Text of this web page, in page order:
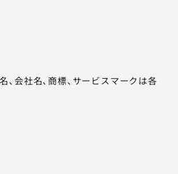
会社名、商標、サービスマークは各